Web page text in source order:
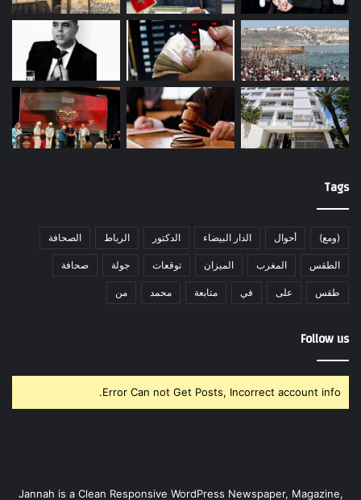
Tags
(ومع) أحوال الدار البيضاء الدكتور الرباط الصحافة
الطقس المغرب الميزان توقعات جولة صحافة
طقس على في متابعة محمد من
Follow us
Error Can not Get Posts, Incorrect account info.
Jannah is a Clean Responsive WordPress Newspaper, Magazine,